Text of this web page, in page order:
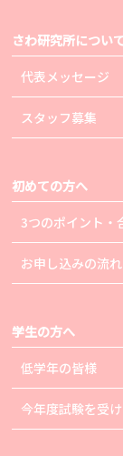
さわ研究所につい
代表メッセージ
スタッフ募集
初めての方へ
3つのポイント・
お申し込みの流
学生の方へ
低学年の皆様
今年度試験を受